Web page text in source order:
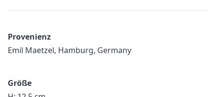
Provenienz
Emil Maetzel, Hamburg, Germany
Größe